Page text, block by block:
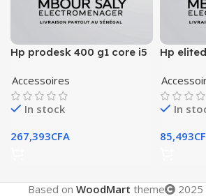
Hp prodesk 400 g1 core i5
Accessoires
In stock
267,393CFA
Hp
In
85,493
Based on WoodMart theme 2025